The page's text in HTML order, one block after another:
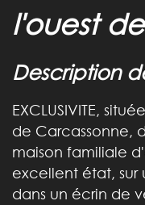
l'ouest
description
EXCLUSIVITE,
de Carcassonne,
maison familiale
excellent état, sur
dans un écrin de